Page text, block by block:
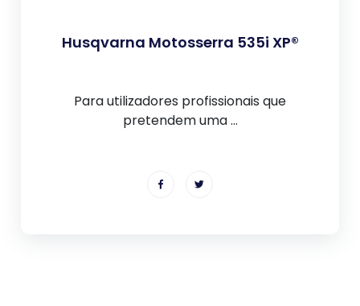
Husqvarna Motosserra 535i XP®
Para utilizadores profissionais que
pretendem uma ...